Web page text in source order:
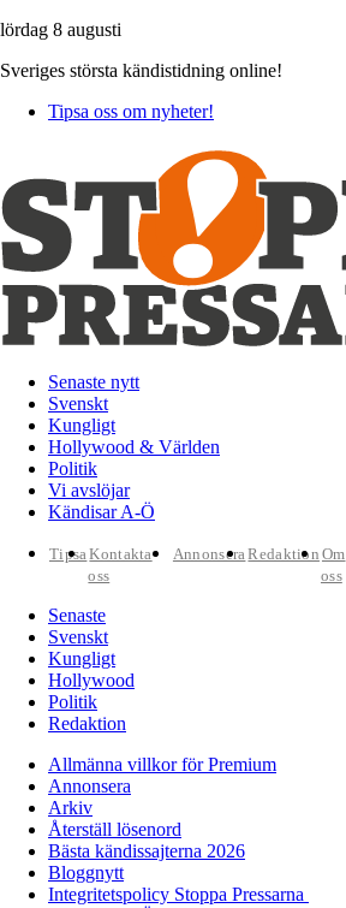
lördag 8 augusti
Sveriges största kändistidning online!
Tipsa oss om nyheter!
Senaste nytt
Svenskt
Kungligt
Hollywood & Världen
Politik
Vi avslöjar
Kändisar A-Ö
TipsaKontakta
oss
AnnonseraRedaktion Om
oss
Senaste
Svenskt
Kungligt
Hollywood
Politik
Redaktion
Allmänna villkor för Premium
Annonsera
Arkiv
Återställ lösenord
Bästa kändissajterna 2026
Bloggnytt
Integritetspolicy Stoppa Pressarna